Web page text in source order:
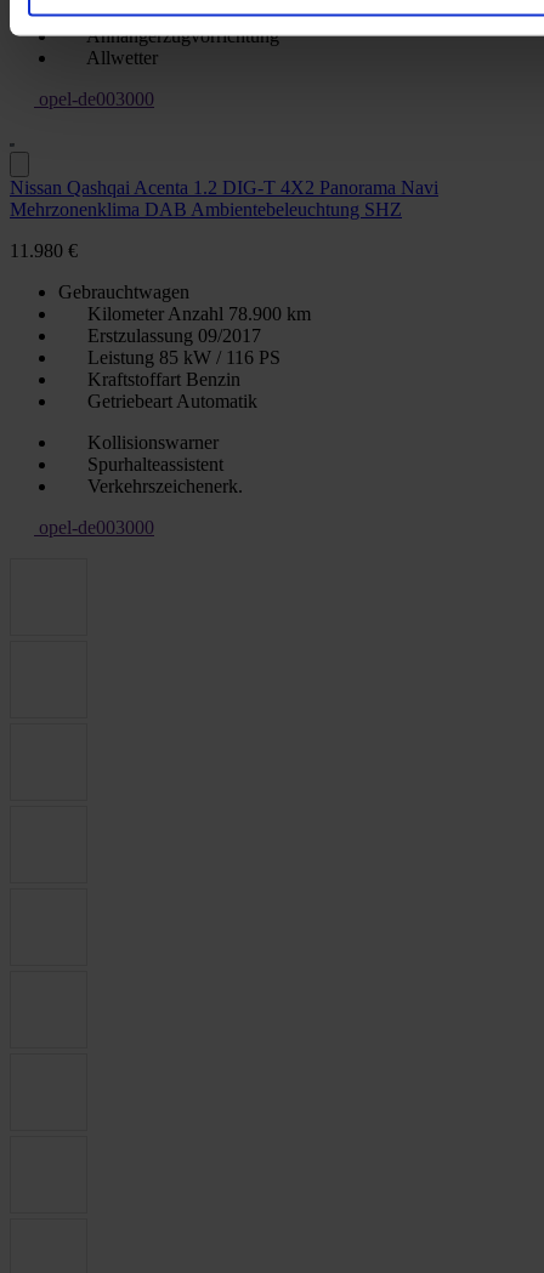
Rückfahrkamera
Anhängerzugvorrichtung
Allwetter
opel-de003000
Nissan Qashqai Acenta 1.2 DIG-T 4X2 Panorama Navi
Mehrzonenklima DAB Ambientebeleuchtung SHZ
11.980 €
Gebrauchtwagen
Kilometer Anzahl 78.900 km
Erstzulassung 09/2017
Leistung 85 kW / 116 PS
Kraftstoffart Benzin
Getriebeart Automatik
Kollisionswarner
Spurhalteassistent
Verkehrszeichenerk.
opel-de003000